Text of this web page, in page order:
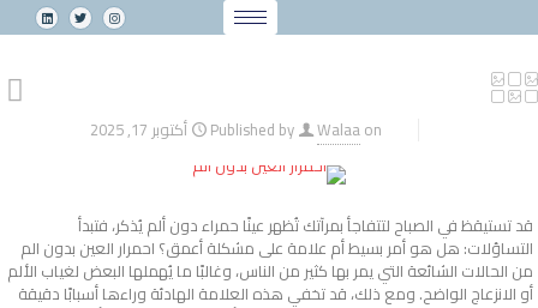
Published by Walaaon أكتوبر 17, 2025
قد تستيقظ في الصباح لتتفاجأ بمرآتك تُظهر عينًا حمراء دون ألم يُذكر، فتبدأ
التساؤلات: هل هو أمر بسيط أم علامة على مشكلة أعمق؟ احمرار العين بدون الم
من الحالات الشائعة التي يمر بها كثير من الناس، وغالبًا ما يُهملها البعض لغياب الألم
أو الانزعاج الواضح. ومع ذلك، قد تخفي هذه العلامة الهادئة وراءها أسبابًا دقيقة